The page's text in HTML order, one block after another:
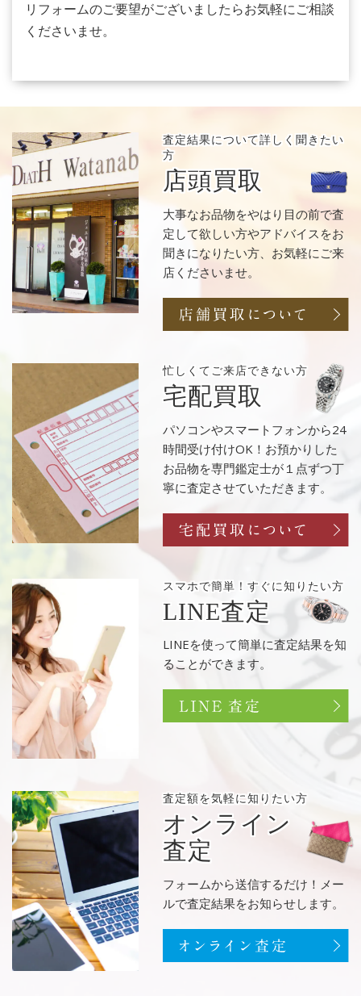
リフォームのご要望がございましたらお気軽にご相談
くださいませ。
査定結果について詳しく聞きたい
方
店頭買取
大事なお品物をやはり目の前で査
定して欲しい方やアドバイスをお
聞きになりたい方、お気軽にご来
店くださいませ。
忙しくてご来店できない方
宅配買取
パソコンやスマートフォンから24
時間受け付けOK！お預かりした
お品物を専門鑑定士が１点ずつ丁
寧に査定させていただきます。
スマホで簡単！ すぐに知りたい方
LINE査定
LINEを使って簡単に査定結果を知
ることができます。
査定額を気軽に知りたい方
オンライン
査定
フォームから送信するだけ！メー
ルで査定結果をお知らせします。